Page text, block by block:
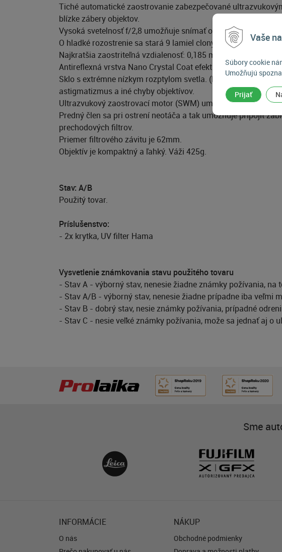
Vaše
Súbory cookie
Umožňujú
Prijať
Tiché automatické zaostrovanie zabezpečované
blízke zábery objektov.
Vysoká svetelnosť f/2,8 umožňuje snímať ostrejšie snímky
O hladké rozostrenie sa stará 9 lamiel clony, ktoré sú
Najkratšia zaostriteľná vzdialenosť: 0,185 m (rozsah
Antireflexná vrstva Nano Crystal Coat efektívne zamedzuje
Sklo s extrémne nízkym rozptylom svetla. (ED) a asférické
astigmatizmus a iné chyby objektívov.
Ultrazvukový zaostrovací motor (SWM) umožňuje tiché a
Predný člen sa pri ostrení neotáča a tak umožňuje pripojiť
prechodových filtrov.
Priemer filtrového závitu je 62mm.
Objektív je kompaktný a ľahký. Váži 425g.
Stav: A/B
Použitý tovar.
Príslušenstvo:
- 2x krytka, UV filter Hama
Vysvetlenie známkovania stavu použitého tovaru
- Stav A - výborný stav, nenesie žiadne známky požívania, na
- Stav A/B - výborný stav, nenesie žiadne prípadne iba veľmi
- Stav B - dobrý stav, nesie známky požívania, prípadné
- Stav C - nesie veľké známky požívania, može sa jednať aj o
Sme
INFORMÁCIE
O nás
NÁKUP
Obchodné podmienky